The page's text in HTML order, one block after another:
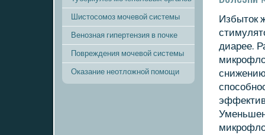
Шистосомоз мочевой системы
Венозная гипертензия в почке
Повреждения мочевой системы
Оказание неотложной помощи
Избыток
диарее.
снижению